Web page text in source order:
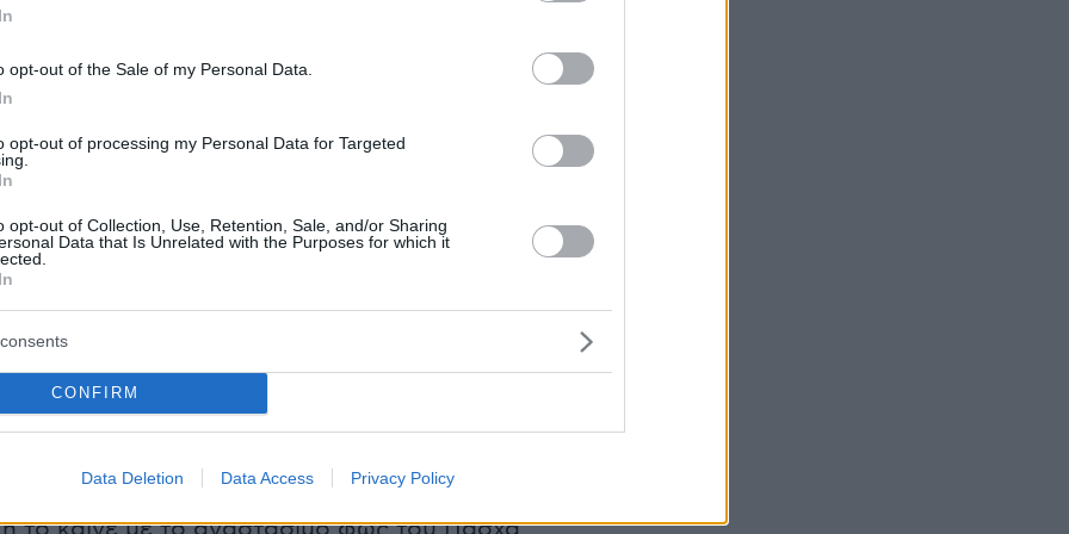
opt-out of the Sale of my Personal Data.
opt-out of processing my Personal Data for Targeted
opt-out of Collection, Use, Retention, Sale, and/or Sharing
Data that Is Unrelated with the Purposes for which it
CONFIRM
Data Deletion Data Access Privacy Policy
το sansimera.gr, τον φτιάχνουν την
του Φλεβάρη και τον φορούν την πρώτη
πριν βγουν από το σπίτι. Σε μερικές
για να μην σκοντάφτει ο κάτοχός
αυτό το βγάζουν στο τέλος του μήνα, ή το
στις τριανταφυλλιές όταν δουν το πρώτο
να τον πάρουν τα πουλιά και να χτίσουν τη